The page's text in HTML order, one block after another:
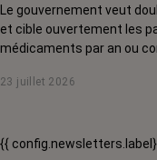
Le gouvernement veut
et cible ouvertement les
médicaments par an ou
chroniques, et en premier
23 juillet 2026
{{